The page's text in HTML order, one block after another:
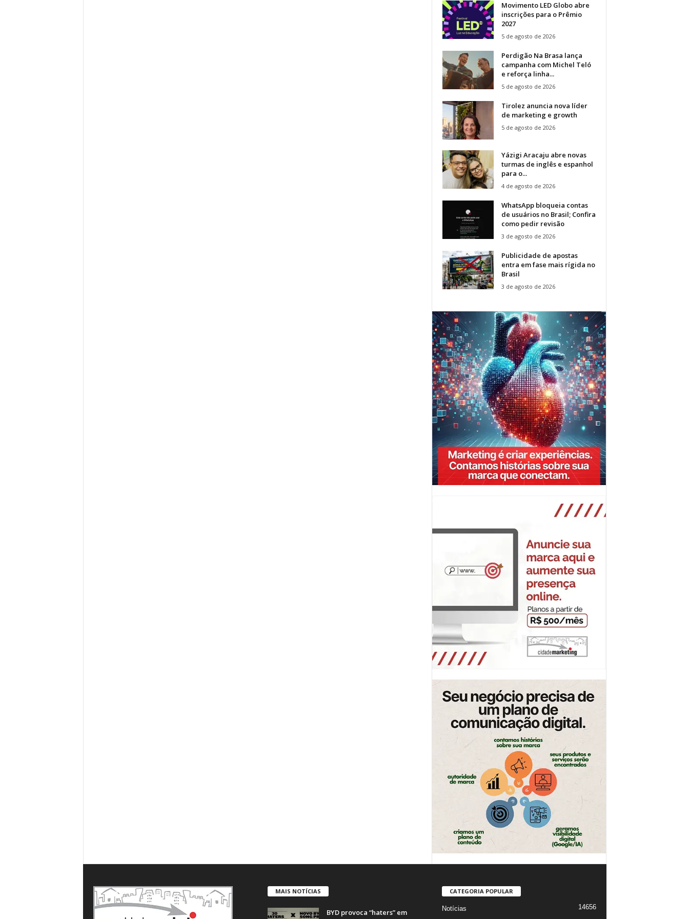
Movimento LED Globo abre
inscrições para o Prêmio
2027
5 de agosto de 2026
Perdigão Na Brasa lança
campanha com Michel Teló
e reforça linha...
5 de agosto de 2026
Tirolez anuncia nova líder
de marketing e growth
5 de agosto de 2026
Yázigi Aracaju abre novas
turmas de inglês e espanhol
para o...
4 de agosto de 2026
WhatsApp bloqueia contas
de usuários no Brasil; Confira
como pedir revisão
3 de agosto de 2026
Publicidade de apostas
entra em fase mais rígida no
Brasil
3 de agosto de 2026
MAIS NOTÍCIAS
BYD provoca “haters” em
CATEGORIA POPULAR
Notícias
14656